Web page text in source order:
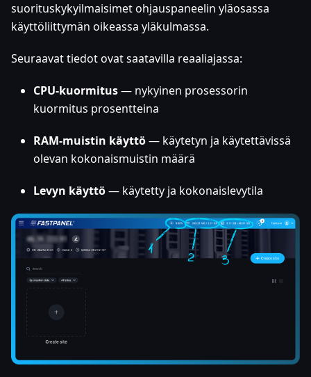
suorituskykyilmaisimet ohjauspaneelin yläosassa
käyttöliittymän oikeassa yläkulmassa.
Seuraavat tiedot ovat saatavilla reaaliajassa:
CPU-kuormitus— nykyinen prosessorin
kuormitus prosentteina
RAM-muistin käyttö— käytetyn ja käytettävissä
olevan kokonaismuistin määrä
Levyn käyttö— käytetty ja kokonaislevytila